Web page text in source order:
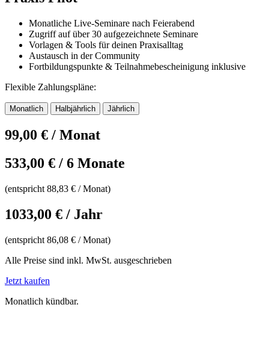
Monatliche Live-Seminare nach Feierabend
Zugriff auf über 30 aufgezeichnete Seminare
Vorlagen & Tools für deinen Praxisalltag
Austausch in der Community
Fortbildungspunkte & Teilnahmebescheinigung inklusive
Flexible Zahlungspläne:
Monatlich Halbjährlich Jährlich
99,00 € / Monat
533,00 € / 6 Monate
(entspricht 88,83 € / Monat)
1033,00 € / Jahr
(entspricht 86,08 € / Monat)
Alle Preise sind inkl. MwSt. ausgeschrieben
Jetzt kaufen
Monatlich kündbar.